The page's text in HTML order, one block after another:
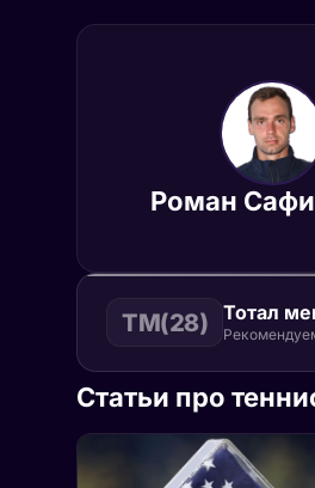
Роман
ТМ(28) Тотал
Статьи про